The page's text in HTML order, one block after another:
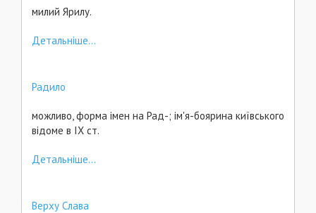
милий Ярилу.
Детальніше...
Радило
можливо, форма імен на Рад-; ім'я-боярина київського
відоме в ІХ ст.
Детальніше...
Верху Слава